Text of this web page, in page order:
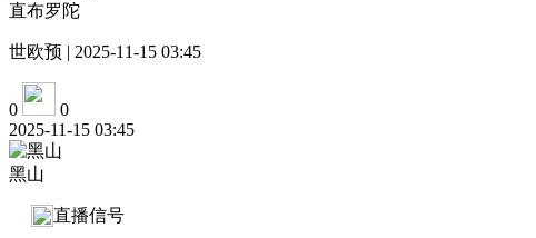
直布罗陀
世欧预 | 2025-11-15 03:45
0
0
2025-11-15 03:45
黑山
直播信号